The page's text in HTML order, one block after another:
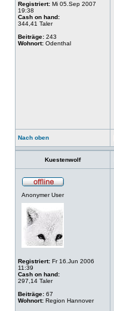
Registriert: Mi 05.Sep 2007
19:38
Cash on hand:
344,41 Taler
Beiträge: 243
Wohnort: Odenthal
Nach oben
Kuestenwolf
Anonymer User
Registriert: Fr 16.Jun 2006
11:39
Cash on hand:
297,14 Taler
Beiträge: 67
Wohnort: Region Hannover